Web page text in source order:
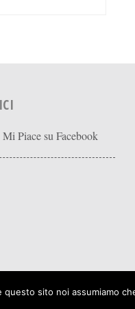
Mi Piace su Facebook
Sud-Est Montichiari Club
sito noi assumiamo